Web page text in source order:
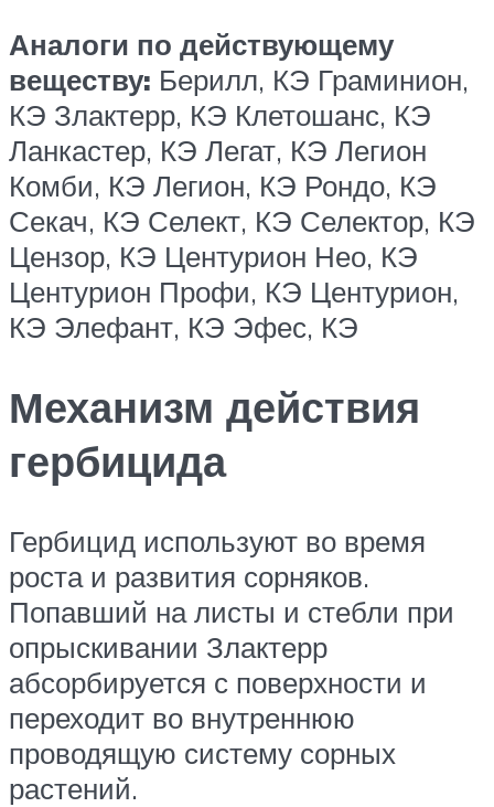
Аналоги по действующему
веществу: Берилл, КЭ Граминион,
КЭ Злактерр, КЭ Клетошанс, КЭ
Ланкастер, КЭ Легат, КЭ Легион
Комби, КЭ Легион, КЭ Рондо, КЭ
Секач, КЭ Селект, КЭ Селектор, КЭ
Цензор, КЭ Центурион Нео, КЭ
Центурион Профи, КЭ Центурион,
КЭ Элефант, КЭ Эфес, КЭ
Механизм действия
гербицида
Гербицид используют во время
роста и развития сорняков.
Попавший на листы и стебли при
опрыскивании Злактерр
абсорбируется с поверхности и
переходит во внутреннюю
проводящую систему сорных
растений.